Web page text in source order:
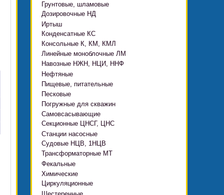
Ф, Фр
с HMS Control
Д, 1Д
ЦН
DeLium
Грунтовые, шламовые
ГРАТ, ГРАК, ГРАР
ВШН
Дозировочные НД
Иртыш
ПФ, НФ, ПД
ЦМЛ
ЦМК
Конденсатные КС
Консольные К, КМ, КМЛ
Линейные моноблочные ЛМ
Навозные НЖН, НЦИ, ННФ
Нефтяные
НВ, НВЕ, НДВ
КМC
4(5,6)НК
КМХ Адонис
Пищевые, питательные
ОНЦ, СНЦ
ЦВК
ПЭ
Поршневые на пару
Песковые
П, ПР, ПБ, ПК, ПРВП
ППР, ППК вертикальные
Погружные для скважин
ЭЦВ Ливнынасос
ЭЦВ Промбурвод
2ЭЦВ
БЦП М
CRS
СПА 4
Самовсасывающие
АНС
С-569
С-245
Секционные ЦНСГ, ЦНС
Станции насосные
СУЗ, HMS Control
Автоматические САУ
Садовые Ингро CAM
Судовые НЦВ, 1НЦВ
Трансформаторные МТ
Фекальные
СМ, 1СМ, 2СМ
СД, СДВ
Химические
Х
Циркуляционные